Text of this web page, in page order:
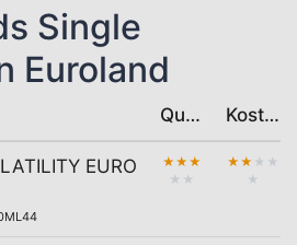
Single
Euroland
Qualität Kosten
EURO
★ ★ ★
★ ★
★ ★ ★ ★
★